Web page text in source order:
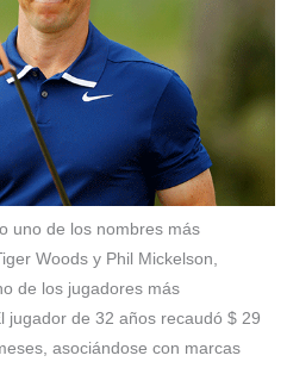
uno de los nombres más
Woods y Phil Mickelson,
de los jugadores más
jugador de 32 años recaudó $ 29
asociándose con marcas